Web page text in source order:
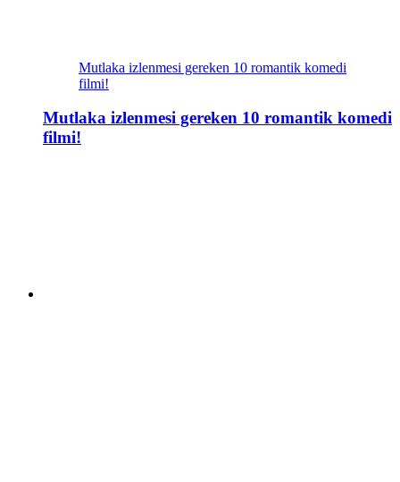
Mutlaka izlenmesi gereken 10 romantik komedi
filmi!
Mutlaka izlenmesi gereken 10 romantik komedi
filmi!